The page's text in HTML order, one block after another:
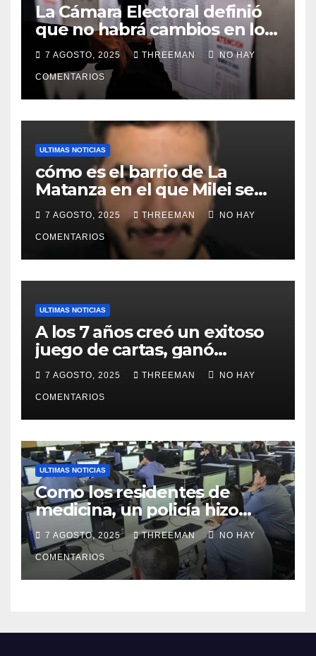
La Cámara Electoral definió
que no habrá cambios en los
lugares de votación en La
Matanza
7 AGOSTO, 2025 THREEMAN NO HAY
COMENTARIOS
ULTIMAS NOTICIAS
cómo es el barrio de La
Matanza en el que Milei se
sacó la foto de lanzamiento
de campaña en provincia de
Buenos Aires
7 AGOSTO, 2025 THREEMAN NO HAY
COMENTARIOS
ULTIMAS NOTICIAS
A los 7 años creó un exitoso
juego de cartas, ganó
millones y ahora vendió la
idea para cumplir su sueño
7 AGOSTO, 2025 THREEMAN NO HAY
COMENTARIOS
ULTIMAS NOTICIAS
Como los residentes de
medicina, un policía hizo
trampa en un examen para
obtener un ascenso en Santa
Fe y fue suspendido
7 AGOSTO, 2025 THREEMAN NO HAY
COMENTARIOS